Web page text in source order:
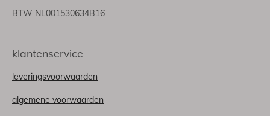
BTW NL001530634B16
klantenservice
leveringsvoorwaarden
algemene voorwaarden